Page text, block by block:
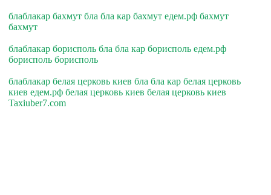
блаблакар бахмут бла бла кар бахмут едем.рф бахмут
бахмут
блаблакар борисполь бла бла кар борисполь едем.рф
борисполь борисполь
блаблакар белая церковь киев бла бла кар белая церковь
киев едем.рф белая церковь киев белая церковь киев
Taxiuber7.com